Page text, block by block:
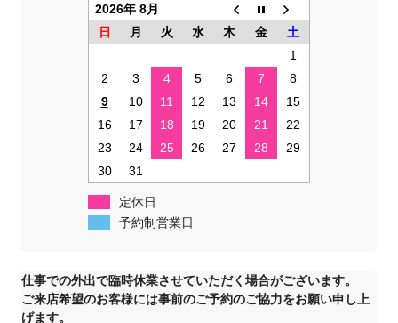
2026年 8月
日
月 火 水 木 金
土
1
2
3 4 5 6 7
8
9
10 11 12 13 14
15
16
17 18 19 20 21
22
23
24 25 26 27 28
29
30
31
定休日
予約制営業日
仕事での外出で臨時休業させていただく場合がございます。
ご来店希望のお客様には事前のご予約のご協力をお願い申し上
げます。